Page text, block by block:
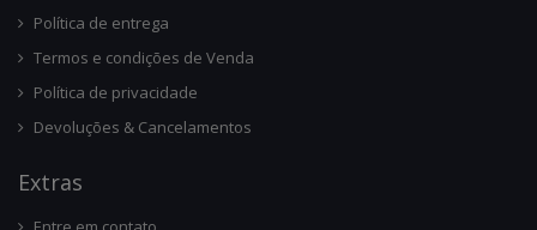
Política de entrega
Termos e condições de Venda
Política de privacidade
Devoluções & Cancelamentos
ExtRas